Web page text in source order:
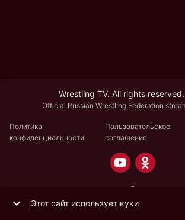
Wrestling TV. All rights
Official Russian Wrestling Federation
Политика
конфиденциальности
Пользовательское
соглашение
Этот сайт использует куки